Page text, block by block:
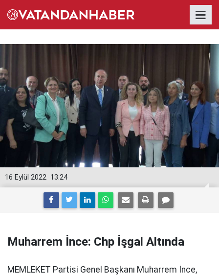
13:24
16 Eylül 2022
Muharrem İnce: Chp İşgal Altında
MEMLEKET Partisi Genel Başkanı Muharrem İnce,